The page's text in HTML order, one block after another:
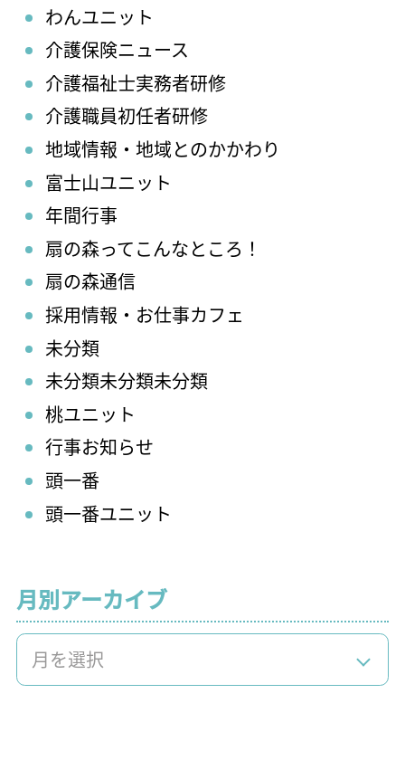
わんユニット
介護保険ニュース
介護福祉士実務者研修
介護職員初任者研修
地域情報・地域とのかかわり
富士山ユニット
年間行事
扇の森ってこんなところ！
扇の森通信
採用情報・お仕事カフェ
未分類
未分類未分類未分類
桃ユニット
行事お知らせ
頭一番
頭一番ユニット
月別アーカイブ